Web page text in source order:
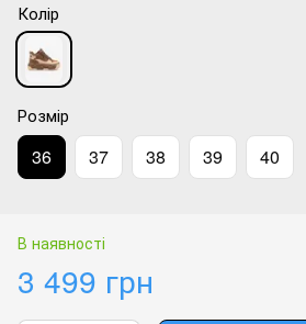
Колір
Розмір
36 37 38 39 40
В наявності
3 499 грн